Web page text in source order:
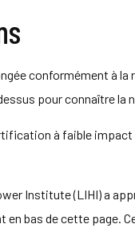
conformément à
pour connaître la
à faible
Institute (LIHI) a
bas de cette